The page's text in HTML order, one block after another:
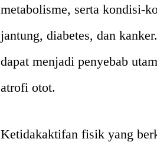
metabolisme, serta kondisi-
jantung, diabetes, dan
dapat menjadi penyebab
atrofi otot.
Ketidakaktifan fisik yang